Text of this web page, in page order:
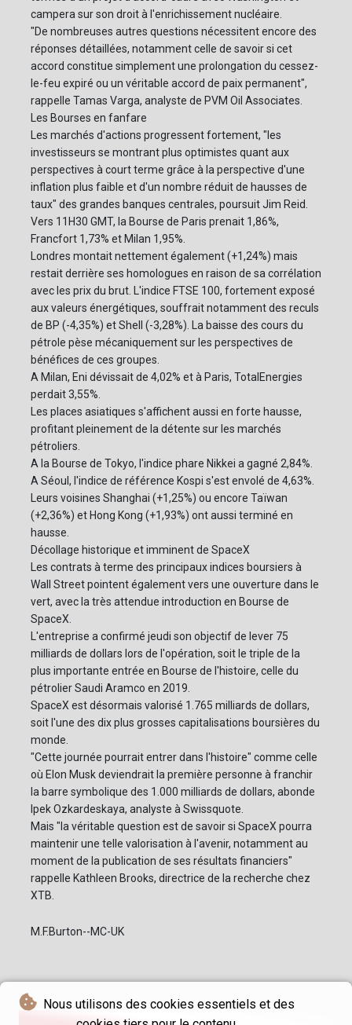
Nous utilisons des cookies essentiels et des
campera sur son droit à l'enrichissement nucléaire.
"De nombreuses autres questions nécessitent encore des
réponses détaillées, notamment celle de savoir si cet
accord constitue simplement une prolongation du cessez-
le-feu expiré ou un véritable accord de paix permanent",
rappelle Tamas Varga, analyste de PVM Oil Associates.
Les Bourses en fanfare
Les marchés d'actions progressent fortement, "les
investisseurs se montrant plus optimistes quant aux
perspectives à court terme grâce à la perspective d'une
inflation plus faible et d'un nombre réduit de hausses de
taux" des grandes banques centrales, poursuit Jim Reid.
Vers 11H30 GMT, la Bourse de Paris prenait 1,86%,
Francfort 1,73% et Milan 1,95%.
Londres montait nettement également (+1,24%) mais
restait derrière ses homologues en raison de sa corrélation
avec les prix du brut. L'indice FTSE 100, fortement exposé
aux valeurs énergétiques, souffrait notamment des reculs
de BP (-4,35%) et Shell (-3,28%). La baisse des cours du
pétrole pèse mécaniquement sur les perspectives de
bénéfices de ces groupes.
A Milan, Eni dévissait de 4,02% et à Paris, TotalEnergies
perdait 3,55%.
Les places asiatiques s'affichent aussi en forte hausse,
profitant pleinement de la détente sur les marchés
pétroliers.
A la Bourse de Tokyo, l'indice phare Nikkei a gagné 2,84%.
A Séoul, l'indice de référence Kospi s'est envolé de 4,63%.
Leurs voisines Shanghai (+1,25%) ou encore Taïwan
(+2,36%) et Hong Kong (+1,93%) ont aussi terminé en
hausse.
Décollage historique et imminent de SpaceX
Les contrats à terme des principaux indices boursiers à
Wall Street pointent également vers une ouverture dans le
vert, avec la très attendue introduction en Bourse de
SpaceX.
L'entreprise a confirmé jeudi son objectif de lever 75
milliards de dollars lors de l'opération, soit le triple de la
plus importante entrée en Bourse de l'histoire, celle du
pétrolier Saudi Aramco en 2019.
SpaceX est désormais valorisé 1.765 milliards de dollars,
soit l'une des dix plus grosses capitalisations boursières du
monde.
"Cette journée pourrait entrer dans l'histoire" comme celle
où Elon Musk deviendrait la première personne à franchir
la barre symbolique des 1.000 milliards de dollars, abonde
Ipek Ozkardeskaya, analyste à Swissquote.
Mais "la véritable question est de savoir si SpaceX pourra
maintenir une telle valorisation à l'avenir, notamment au
moment de la publication de ses résultats financiers"
rappelle Kathleen Brooks, directrice de la recherche chez
XTB.
M.F.Burton--MC-UK